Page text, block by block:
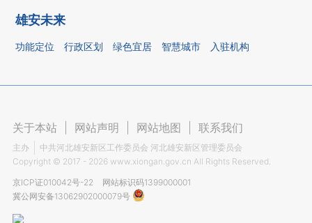
雄安未来
功能定位 行政区划 绿色宜居 智慧城市 入驻机构
关于本站 网站声明 网站地图 联系我们
主办
中共河北雄安新区工作委员会 河北雄安新区管理委员会
Copyright © 2017 - 2026 www.xiongan.gov.cn All Rights Reserved.
京ICP证010042号-22
网站标识码1399000001
冀公网安备13062902000079号